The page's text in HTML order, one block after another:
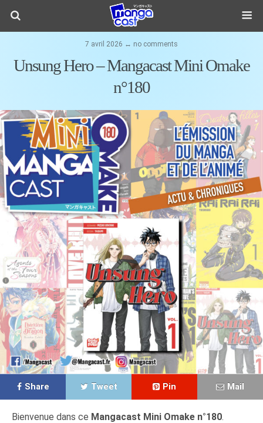
7 avril 2026 ↔ no comments
Unsung Hero – Mangacast Mini Omake
n°180
Share Tweet Pin Mail
Bienvenue dans ce Mangacast Mini Omake n°180.